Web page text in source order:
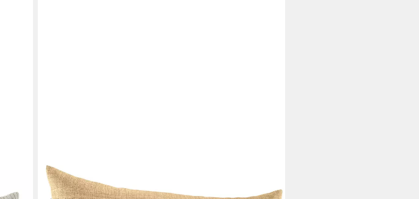
Dekokissen MrJack Kissenbezug Leinenoptik Deko Kissen
Uni, Kissenhülle 30x50cm ohne Füllung Beige